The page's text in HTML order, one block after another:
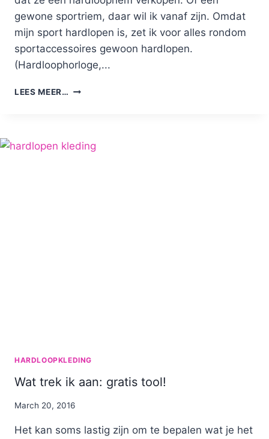
gewone sportriem, daar wil ik vanaf zijn. Omdat
mijn sport hardlopen is, zet ik voor alles rondom
sportaccessoires gewoon hardlopen.
(Hardloophorloge,...
LEES MEER… HARDLOOPRIEM
HARDLOOPKLEDING
Wat trek ik aan: gratis tool!
By
March 20, 2016
Het kan soms lastig zijn om te bepalen wat je het